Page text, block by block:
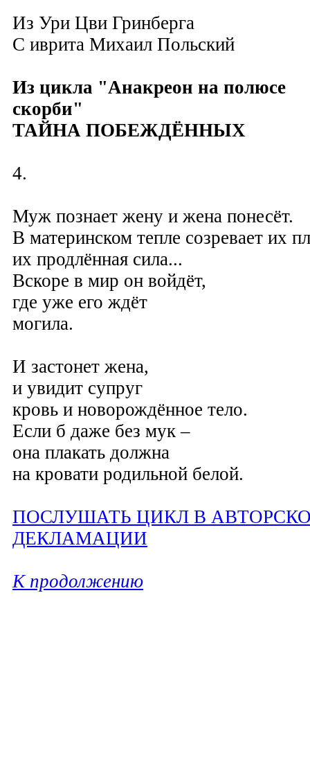
Из Ури Цви Гринберга
C иврита Михаил Польский
Из цикла "Анакреон на полюсе
скорби"
ТАЙНА ПОБЕЖДЁННЫХ
4.
Муж познает жену и жена понесёт.
В материнском тепле созревает их
их продлённая сила...
Вскоре в мир он войдёт,
где уже его ждёт
могила.
И застонет жена,
и увидит супруг
кровь и новорождённое тело.
Если б даже без мук –
она плакать должна
на кровати родильной белой.
ПОСЛУШАТЬ ЦИКЛ В
ДЕКЛАМАЦИИ
К продолжению